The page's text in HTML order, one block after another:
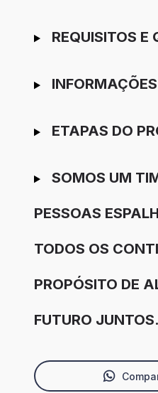
REQUISITOS E
ETAPAS DO
SOMOS UM
PESSOAS
TODOS OS
PROPÓSITO DE
FUTURO JUNTOS.